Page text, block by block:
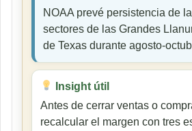
NOAA prevé persistencia de
sectores de las Grandes
de Texas durante agosto-
Insight útil
Antes de cerrar ventas o
recalcular el margen con tres